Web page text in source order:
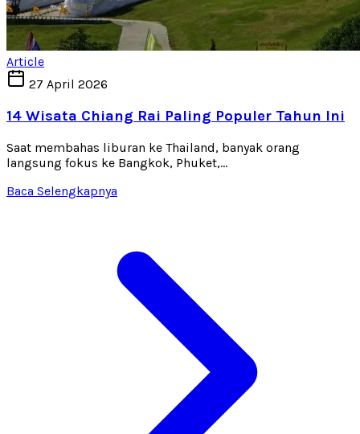
Article
27 April 2026
14 Wisata Chiang Rai Paling Populer Tahun Ini
Saat membahas liburan ke Thailand, banyak orang
langsung fokus ke Bangkok, Phuket,...
Baca Selengkapnya